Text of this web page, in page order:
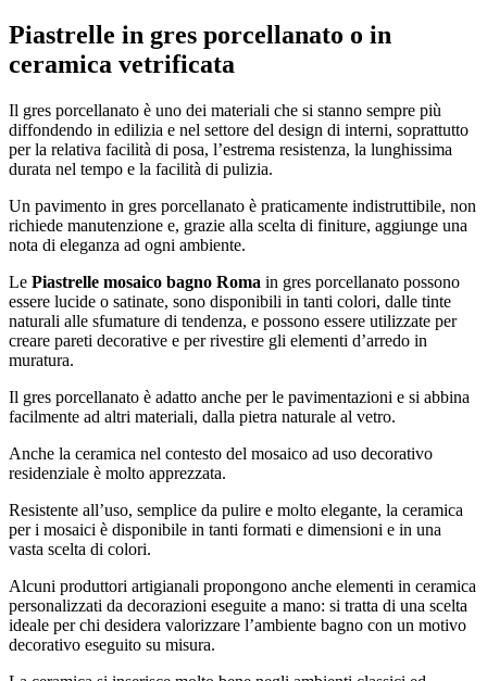
Piastrelle in gres porcellanato o in
ceramica vetrificata
Il gres porcellanato è uno dei materiali che si stanno sempre più
diffondendo in edilizia e nel settore del design di interni, soprattutto
per la relativa facilità di posa, l’estrema resistenza, la lunghissima
durata nel tempo e la facilità di pulizia.
Un pavimento in gres porcellanato è praticamente indistruttibile, non
richiede manutenzione e, grazie alla scelta di finiture, aggiunge una
nota di eleganza ad ogni ambiente.
Le Piastrelle mosaico bagno Roma in gres porcellanato possono
essere lucide o satinate, sono disponibili in tanti colori, dalle tinte
naturali alle sfumature di tendenza, e possono essere utilizzate per
creare pareti decorative e per rivestire gli elementi d’arredo in
muratura.
Il gres porcellanato è adatto anche per le pavimentazioni e si abbina
facilmente ad altri materiali, dalla pietra naturale al vetro.
Anche la ceramica nel contesto del mosaico ad uso decorativo
residenziale è molto apprezzata.
Resistente all’uso, semplice da pulire e molto elegante, la ceramica
per i mosaici è disponibile in tanti formati e dimensioni e in una
vasta scelta di colori.
Alcuni produttori artigianali propongono anche elementi in ceramica
personalizzati da decorazioni eseguite a mano: si tratta di una scelta
ideale per chi desidera valorizzare l’ambiente bagno con un motivo
decorativo eseguito su misura.